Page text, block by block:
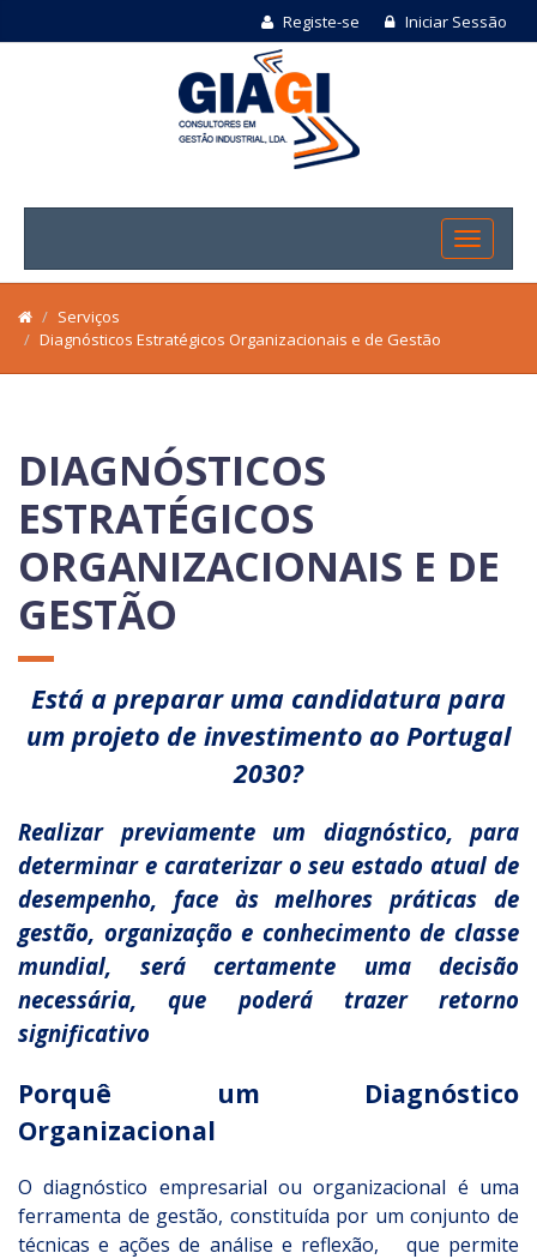
Registe-se Iniciar Sessão
Serviços
Diagnósticos Estratégicos Organizacionais e de Gestão
DIAGNÓSTICOS
ESTRATÉGICOS
ORGANIZACIONAIS E DE
GESTÃO
Está a preparar uma candidatura para
um projeto de investimento ao Portugal
2030?
Realizar previamente um diagnóstico, para
determinar e caraterizar o seu estado atual de
desempenho, face às melhores práticas de
gestão, organização e conhecimento de classe
mundial, será certamente uma decisão
necessária, que poderá trazer retorno
significativo
Porquê um Diagnóstico
Organizacional
O diagnóstico empresarial ou organizacional é uma
ferramenta de gestão, constituída por um conjunto de
técnicas e ações de análise e reflexão, que permite